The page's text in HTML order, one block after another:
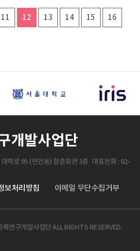
11 12 13 14 15 16
개발사업단
학로 95 (연건동) 함춘회관 3층 대표전화 : 02-
보처리방침 이메일 무단수집거부
연구개발사업단 ALL RIGHTS RESERVED.